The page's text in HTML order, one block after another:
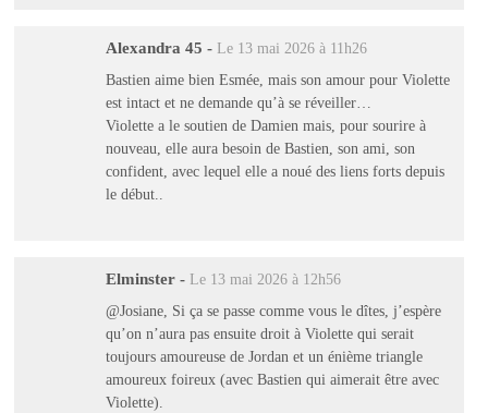
Alexandra 45 - Le 13 mai 2026 à 11h26
Bastien aime bien Esmée, mais son amour pour Violette
est intact et ne demande qu’à se réveiller…
Violette a le soutien de Damien mais, pour sourire à
nouveau, elle aura besoin de Bastien, son ami, son
confident, avec lequel elle a noué des liens forts depuis
le début..
Elminster - Le 13 mai 2026 à 12h56
@Josiane, Si ça se passe comme vous le dîtes, j’espère
qu’on n’aura pas ensuite droit à Violette qui serait
toujours amoureuse de Jordan et un énième triangle
amoureux foireux (avec Bastien qui aimerait être avec
Violette).